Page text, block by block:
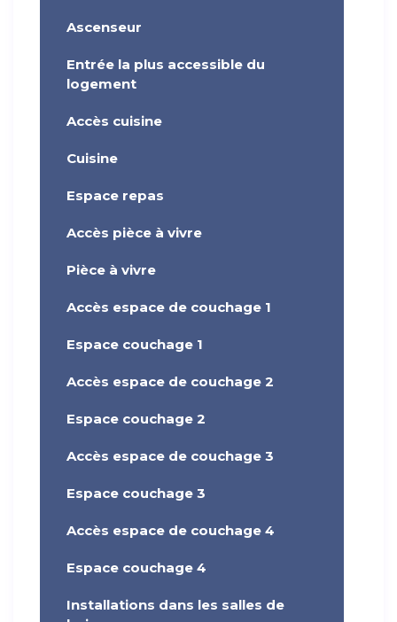
Ascenseur
Entrée la plus accessible du
logement
Accès cuisine
Cuisine
Espace repas
Accès pièce à vivre
Pièce à vivre
Accès espace de couchage 1
Espace couchage 1
Accès espace de couchage 2
Espace couchage 2
Accès espace de couchage 3
Espace couchage 3
Accès espace de couchage 4
Espace couchage 4
Installations dans les salles de